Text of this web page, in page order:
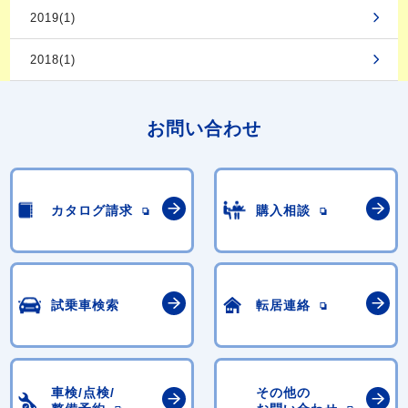
2019(1)
2018(1)
お問い合わせ
カタログ請求 購入相談
試乗車検索 転居連絡
車検/点検/
その他の